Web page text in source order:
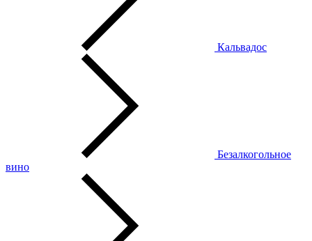
Кальвадос
Безалкогольное
вино